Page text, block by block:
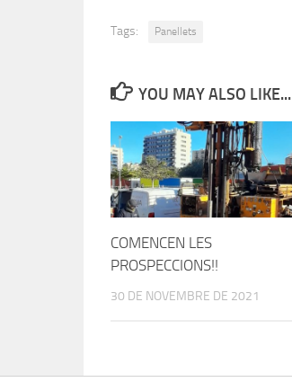
Tags: Panellets
YOU MAY ALSO LIKE...
COMENCEN LES
PROSPECCIONS!!
30 DE NOVEMBRE DE 2021